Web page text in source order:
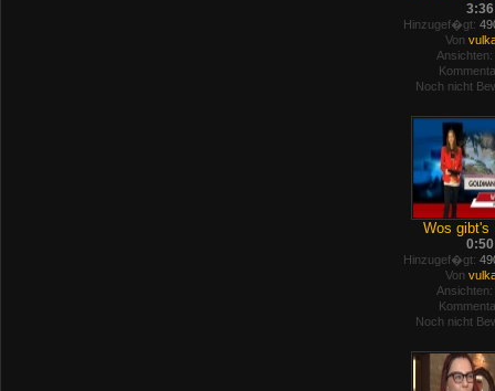
3:36
Hinzugef�gt:
Von
Ansichten:
Noch nicht
Wos gibt's
0:50
Hinzugef�gt:
Von
Ansichten:
Noch nicht